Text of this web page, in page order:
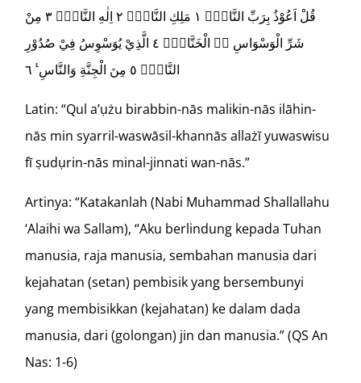
قُلْ اَعُوْذُ بِرَبِّ النَّاسِۙ ١ مَلِكِ النَّاسِۙ ٢ اِلٰهِ النَّاسِۙ ٣ مِنْ
شَرِّ الْوَسْوَاسِ ەۙ الْخَنَّاسِۖ ٤ الَّذِيْ يُوَسْوِسُ فِيْ صُدُوْرِ
النَّاسِۙ ٥ مِنَ الْجِنَّةِ وَالنَّاسِ ࣖ ٦
Latin: “Qul a’ụżu birabbin-nās malikin-nās ilāhin-
nās min syarril-waswāsil-khannās allażī yuwaswisu
fī ṣudụrin-nās minal-jinnati wan-nās.”
Artinya: “Katakanlah (Nabi Muhammad Shallallahu
‘Alaihi wa Sallam), “Aku berlindung kepada Tuhan
manusia, raja manusia, sembahan manusia dari
kejahatan (setan) pembisik yang bersembunyi
yang membisikkan (kejahatan) ke dalam dada
manusia, dari (golongan) jin dan manusia.” (QS An
Nas: 1-6)